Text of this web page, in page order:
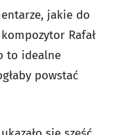
jakie do
Rafał
to idealne
powstać